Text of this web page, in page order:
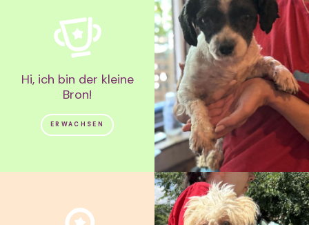
Hi, ich bin der kleine
Bron!
ERWACHSEN